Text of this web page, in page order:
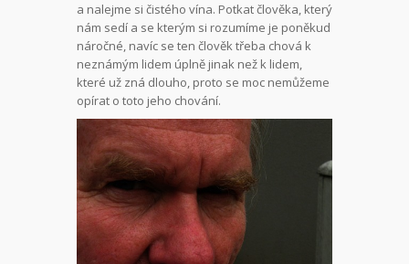
a nalejme si čistého vína. Potkat člověka, který
nám sedí a se kterým si rozumíme je poněkud
náročné, navíc se ten člověk třeba chová k
neznámým lidem úplně jinak než k lidem,
které už zná dlouho, proto se moc nemůžeme
opírat o toto jeho chování.